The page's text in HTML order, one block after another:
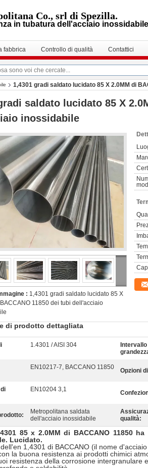
Co., srl di Spezilla.
in tubatura dell'acciaio inossidabile
fabbrica Controllo di qualità Contattici
1,4301 gradi saldato lucidato 85 X 2.0MM di
saldato lucidato 85 X
inossidabile
: 1,4301 gradi saldato lucidato 85 X
11850 dei tubi dell'acciaio
di prodotto dettagliata
1.4301 / AISI 304
EN10217-7, BACCANO 11850 Opzioni
EN10204 3,1
Metropolitana saldata
dell'acciaio inossidabile
qualità:
85 x 2.0MM di BACCANO 11850
Lucidato.
1,4301 di BACCANO (il nome
la buona resistenza ai prodotti chimici
resistenza della corrosione intergranulare